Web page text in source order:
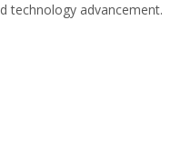
technology advancement.